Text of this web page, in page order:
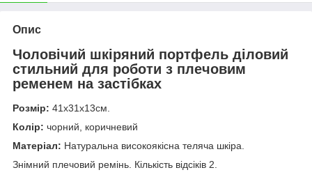
Опис
Чоловічий шкіряний портфель діловий
стильний для роботи з плечовим
ременем на застібках
Розмір: 41х31х13см.
Колір: чорний, коричневий
Матеріал: Натуральна високоякісна теляча шкіра.
Знімний плечовий ремінь. Кількість відсіків 2.